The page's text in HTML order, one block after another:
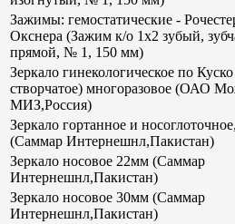
Зажимы: гемостатические -
Окснера (Зажим к/о 1х2 зубый,
прямой, № 1, 150 мм)
Зеркало гинекологическое по
створчатое) многоразовое (ОАО
МИЗ,Россия)
Зеркало гортанное и
(Саммар Интернешнл,Пакистан)
Зеркало носовое 22мм (Саммар
Интернешнл,Пакистан)
Зеркало носовое 30мм (Саммар
Интернешнл,Пакистан)